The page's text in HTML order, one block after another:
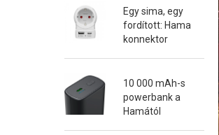
Egy sima, egy
fordított: Hama
konnektor
10 000 mAh-s
powerbank a
Hamától